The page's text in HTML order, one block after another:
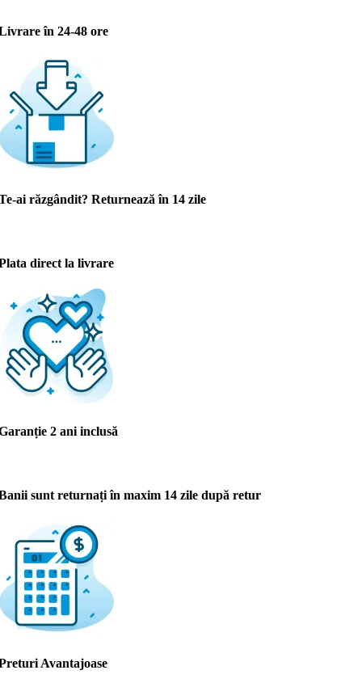
în 24-48 ore
ai răzgândit? Returnează în 14 zile
direct la livrare
2 ani inclusă
sunt returnați în maxim 14 zile după retur
Avantajoase